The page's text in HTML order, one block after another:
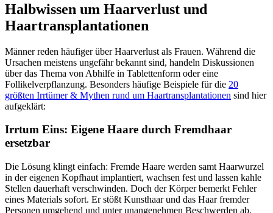
Halbwissen um Haarverlust und
Haartransplantationen
Männer reden häufiger über Haarverlust als Frauen. Während die
Ursachen meistens ungefähr bekannt sind, handeln Diskussionen
über das Thema von Abhilfe in Tablettenform oder eine
Follikelverpflanzung. Besonders häufige Beispiele für die 20
größten Irrtümer & Mythen rund um Haartransplantationen sind hier
aufgeklärt:
Irrtum Eins: Eigene Haare durch Fremdhaar
ersetzbar
Die Lösung klingt einfach: Fremde Haare werden samt Haarwurzel
in der eigenen Kopfhaut implantiert, wachsen fest und lassen kahle
Stellen dauerhaft verschwinden. Doch der Körper bemerkt Fehler
eines Materials sofort. Er stößt Kunsthaar und das Haar fremder
Personen umgehend und unter unangenehmen Beschwerden ab.